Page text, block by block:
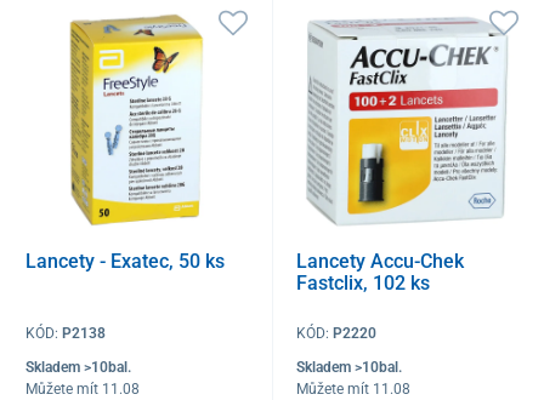
Lancety - Exatec, 50 ks
KÓD: P2138
Skladem >10bal.
Můžete mít 11.08
Lancety Accu-Chek
Fastclix, 102 ks
KÓD: P2220
Skladem >10bal.
Můžete mít 11.08